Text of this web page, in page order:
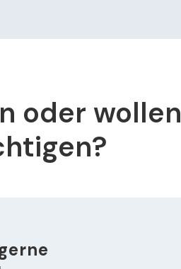
oder wollen